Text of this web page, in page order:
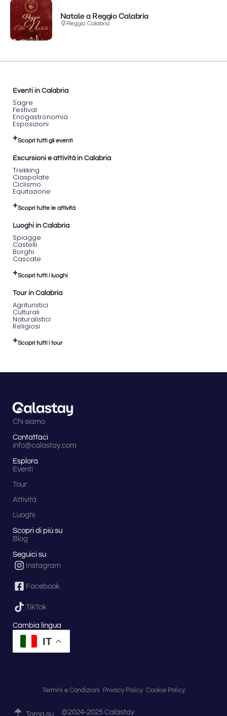
Natale a Reggio Calabria
Reggio Calabria
Eventi in Calabria
Sagre
Festival
Enogastronomia
Esposizioni
Scopri tutti gli eventi
Escursioni e attività in Calabria
Trekking
Ciaspolate
Ciclismo
Equitazione
Scopri tutte le attività
Luoghi in Calabria
Spiagge
Castelli
Borghi
Cascate
Scopri tutti i luoghi
Tour in Calabria
Agrituristici
Culturali
Naturalistici
Religiosi
Scopri tutti i tour
Chi siamo
Contattaci
info@calastay.com
Esplora
Eventi
Tour
Attività
Luoghi
Scopri di più su
Blog
Seguici su
Instagram
Facebook
TikTok
Cambia lingua
IT
Termini e Condizioni Privacy Policy Cookie Policy
Torna su @2024-2025 Calastay